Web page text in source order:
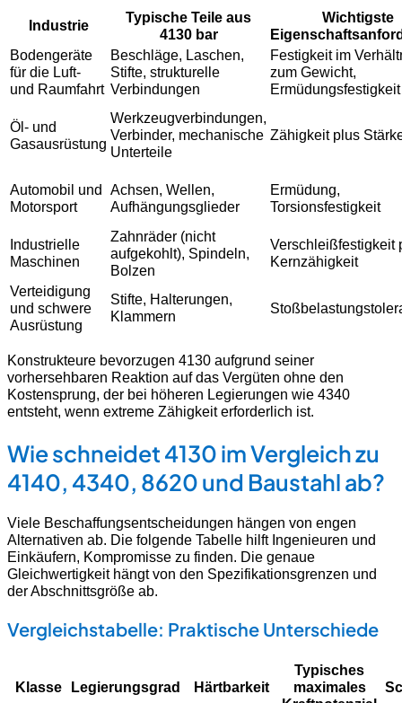
Industrie
Typische Teile aus
4130 bar
Wichtigste
Bodengeräte
für die Luft-
und Raumfahrt
Beschläge, Laschen,
Stifte, strukturelle
Verbindungen
Festigkeit im
zum Gewicht,
Ermüdungsfestigkeit
Öl- und
Gasausrüstung
Werkzeugverbindungen,
Verbinder, mechanische
Unterteile
Zähigkeit plus
Automobil und
Motorsport
Achsen, Wellen,
Aufhängungsglieder
Ermüdung,
Torsionsfestigkeit
Industrielle
Maschinen
Zahnräder (nicht
aufgekohlt), Spindeln,
Bolzen
Verschleißfestigkeit
Kernzähigkeit
Verteidigung
und schwere
Ausrüstung
Stifte, Halterungen,
Klammern
Konstrukteure bevorzugen 4130 aufgrund seiner
vorhersehbaren Reaktion auf das Vergüten ohne den
Kostensprung, der bei höheren Legierungen wie 4340
entsteht, wenn extreme Zähigkeit erforderlich ist.
Wie schneidet 4130 im Vergleich zu
4140, 4340, 8620 und Baustahl ab?
Viele Beschaffungsentscheidungen hängen von engen
Alternativen ab. Die folgende Tabelle hilft Ingenieuren und
Einkäufern, Kompromisse zu finden. Die genaue
Gleichwertigkeit hängt von den Spezifikationsgrenzen und
der Abschnittsgröße ab.
Vergleichstabelle: Praktische Unterschiede
Klasse Legierungsgrad Härtbarkeit
Typisches
maximales